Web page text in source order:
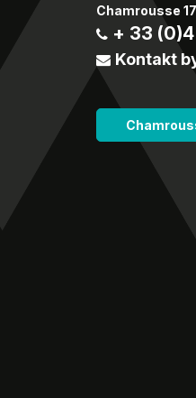
Chamrousse
+ 33
Kontakt